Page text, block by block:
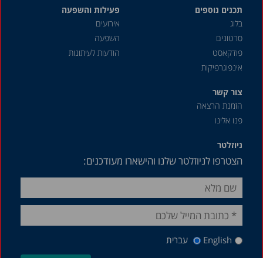
תכנים נוספים
בלוג
סרטונים
פודקאסט
אינפוגרפיקות
פעילות והשפעה
אירועים
השפעה
הודעות לעיתונות
צור קשר
הזמנת הרצאה
פנו אלינו
ניוזלטר
הצטרפו לניוזלטר שלנו והישארו מעודכנים:
English עברית